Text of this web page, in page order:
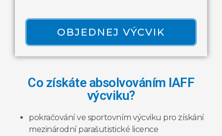
OBJEDNEJ VÝCVIK
Co získáte absolvováním IAFF
výcviku?
pokračování ve sportovním výcviku pro získání
mezinárodní parašutistické licence